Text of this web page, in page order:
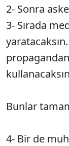
2- Sonra
3- Sırada
Bunlar
4- Bir de